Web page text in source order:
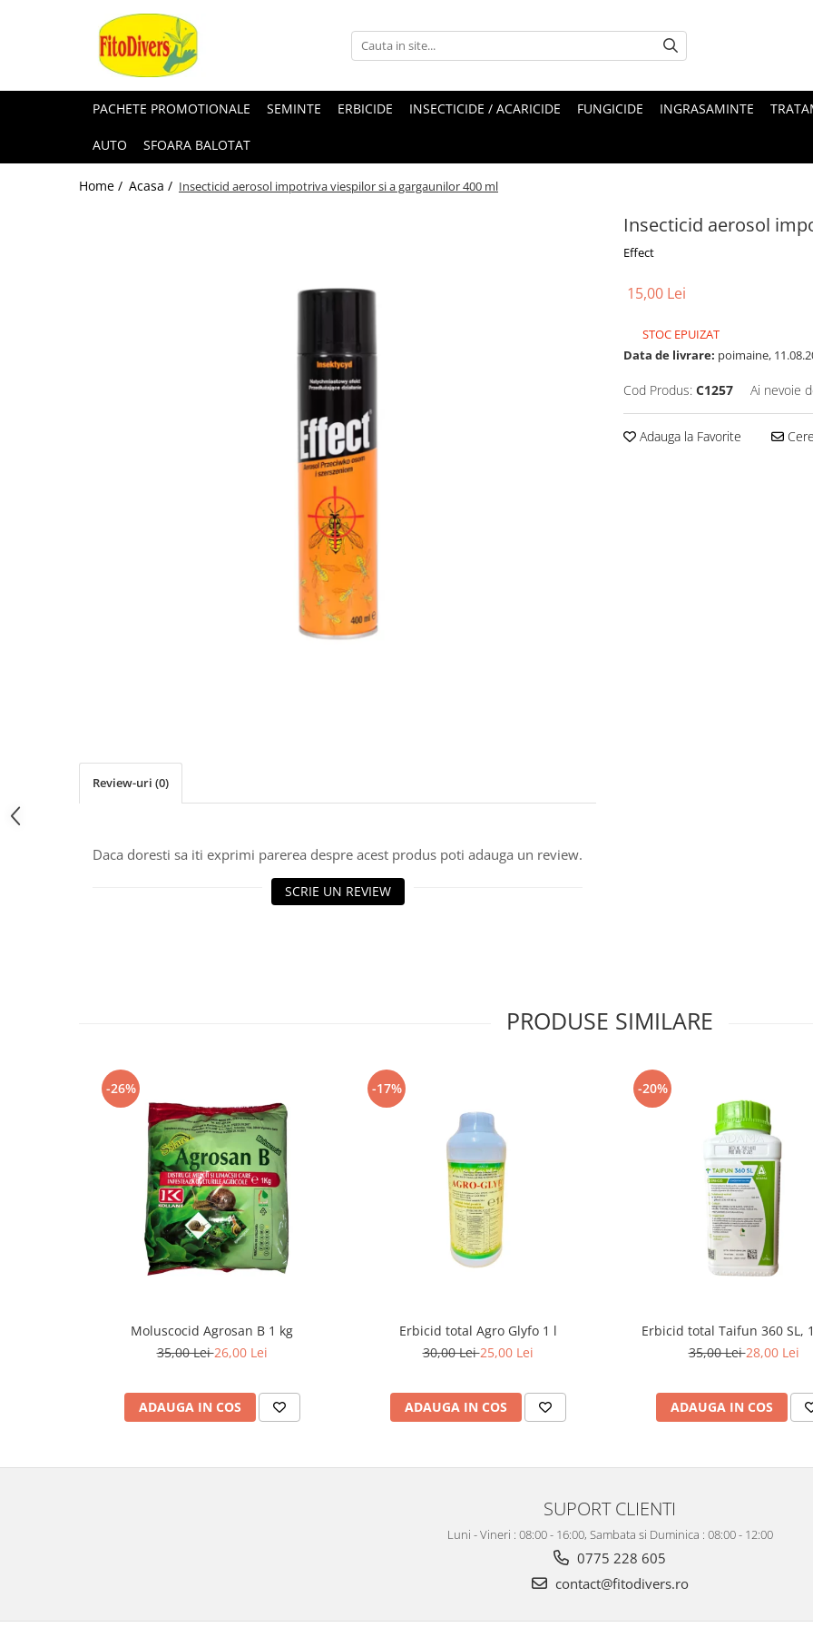
PACHETE PROMOTIONALE SEMINTE ERBICIDE INSECTICIDE / ACARICIDE FUNGICIDE INGRASAMINTE
AUTO SFOARA BALOTAT
Home / Acasa / Insecticid aerosol impotriva viespilor si a gargaunilor 400 ml
Insecticid aerosol
Effect
15,00 Lei
STOC EPUIZAT
Data de livrare: poimaine,
Cod Produs: C1257 Ai nevoie
Adauga la Favorite
Review-uri (0)
Daca doresti sa iti exprimi parerea despre acest produs poti adauga un review.
SCRIE UN REVIEW
PRODUSE SIMILARE
-26%
Moluscocid Agrosan B 1 kg
35,00 Lei26,00 Lei
ADAUGA IN COS
-17%
Erbicid total Agro Glyfo 1 l
30,00 Lei25,00 Lei
ADAUGA IN COS
-20%
Erbicid total Taifun 360 SL,
35,00 Lei28,00 Lei
ADAUGA IN COS
SUPORT CLIENTI
Luni - Vineri : 08:00 - 16:00, Sambata si Duminica : 08:00 - 12:00
0775 228 605
contact@fitodivers.ro